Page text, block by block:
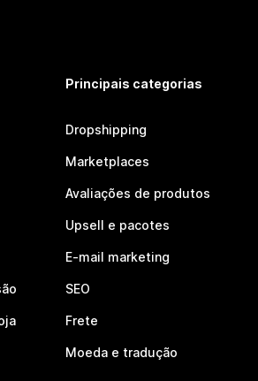
Principais categorias
Dropshipping
Marketplaces
Avaliações de produtos
Upsell e pacotes
E-mail marketing
SEO
Frete
Moeda e tradução